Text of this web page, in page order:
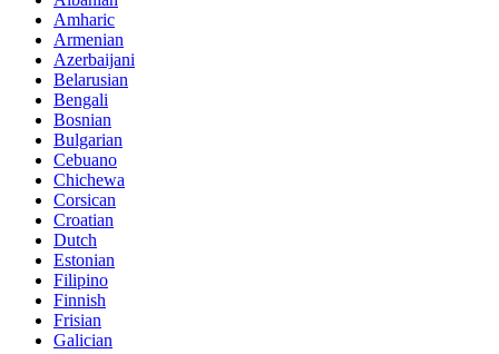
Amharic
Armenian
Azerbaijani
Belarusian
Bengali
Bosnian
Bulgarian
Cebuano
Chichewa
Corsican
Croatian
Dutch
Estonian
Filipino
Finnish
Frisian
Galician